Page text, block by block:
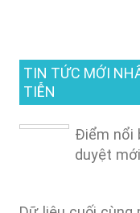
viết
TIN TỨC MỚI
TIỄN
Điểm nổi
duyệt